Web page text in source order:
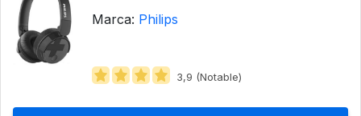
Marca: Philips
3,9 (Notable)